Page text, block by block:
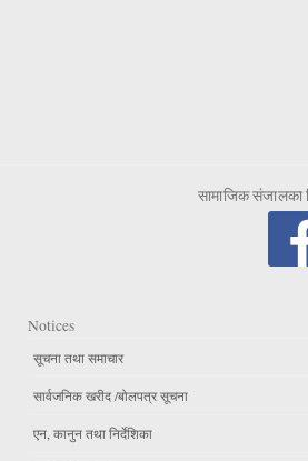
सामाजिक संजालका
Notices
सूचना तथा समाचार
सार्वजनिक खरीद /बोलपत्र सूचना
एन, कानुन तथा निर्देशिका